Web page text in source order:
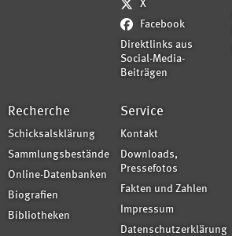
X
Facebook
Direktlinks aus
Social-Media-
Beiträgen
Recherche
Schicksalsklärung
Sammlungsbestände
Online-Datenbanken
Biografien
Bibliotheken
Service
Kontakt
Downloads,
Pressefotos
Fakten und Zahlen
Impressum
Datenschutzerklärung